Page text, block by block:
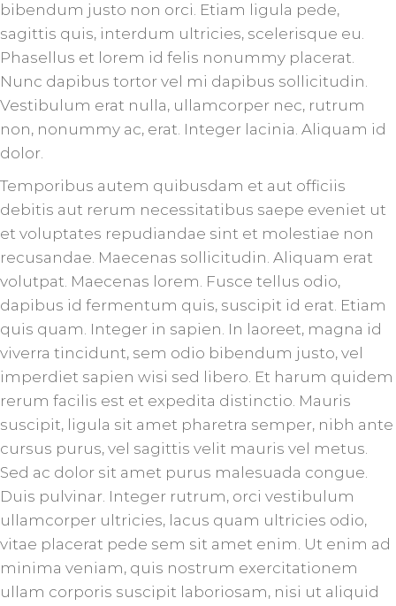
bibendum justo non orci. Etiam ligula pede,
sagittis quis, interdum ultricies, scelerisque eu.
Phasellus et lorem id felis nonummy placerat.
Nunc dapibus tortor vel mi dapibus sollicitudin.
Vestibulum erat nulla, ullamcorper nec, rutrum
non, nonummy ac, erat. Integer lacinia. Aliquam id
dolor.
Temporibus autem quibusdam et aut officiis
debitis aut rerum necessitatibus saepe eveniet ut
et voluptates repudiandae sint et molestiae non
recusandae. Maecenas sollicitudin. Aliquam erat
volutpat. Maecenas lorem. Fusce tellus odio,
dapibus id fermentum quis, suscipit id erat. Etiam
quis quam. Integer in sapien. In laoreet, magna id
viverra tincidunt, sem odio bibendum justo, vel
imperdiet sapien wisi sed libero. Et harum quidem
rerum facilis est et expedita distinctio. Mauris
suscipit, ligula sit amet pharetra semper, nibh ante
cursus purus, vel sagittis velit mauris vel metus.
Sed ac dolor sit amet purus malesuada congue.
Duis pulvinar. Integer rutrum, orci vestibulum
ullamcorper ultricies, lacus quam ultricies odio,
vitae placerat pede sem sit amet enim. Ut enim ad
minima veniam, quis nostrum exercitationem
ullam corporis suscipit laboriosam, nisi ut aliquid